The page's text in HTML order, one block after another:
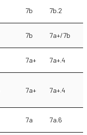
7b 7b.2
7b 7a+/7b
7a+ 7a+.4
7a+ 7a+.4
7a 7a.6